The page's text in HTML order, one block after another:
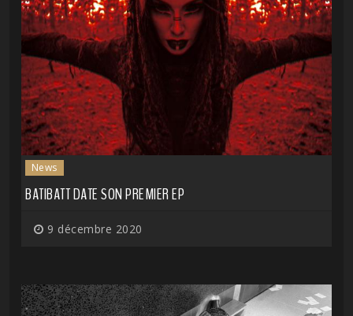
News
BATIBATT DATE SON PREMIER EP
9 décembre 2020